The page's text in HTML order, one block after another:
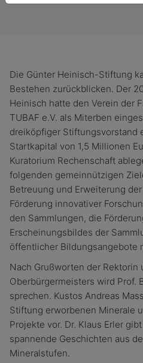
Die Günter Heinisch-Stiftung
Bestehen zurückblicken. Der
Heinisch hatte den Verein der
TUBAF e.V. als Miterben
dreiköpfiger Stiftungsvorstand
Startkapital von 1,5 Millionen
Kuratorium Rechenschaft
folgenden gemeinnützigen
Betreuung und Erweiterung
Förderung innovativer
den Sammlungen, die
Erscheinungsbildes der
öffentlicher Bildungsangebote
Nach Grußworten der Rektorin
Oberbürgermeisters wird Prof.
sprechen. Kustos Andreas
Stiftung erworbenen Minerale
Projekte vor. Dr. Klaus Erler
spannende Geschichten aus
Mineralstufen.